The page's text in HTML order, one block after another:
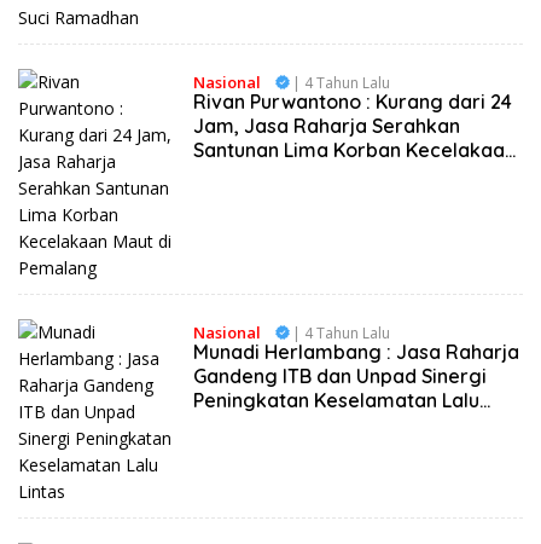
Nasional | 4 Tahun Lalu
Rivan Purwantono : Kurang dari 24
Jam, Jasa Raharja Serahkan
Santunan Lima Korban Kecelakaan
Nasional | 4 Tahun Lalu
Munadi Herlambang : Jasa Raharja
Gandeng ITB dan Unpad Sinergi
Peningkatan Keselamatan Lalu